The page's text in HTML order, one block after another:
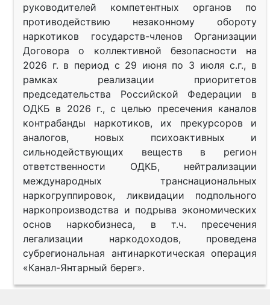
руководителей компетентных органов по
противодействию незаконному обороту
наркотиков государств-членов Организации
Договора о коллективной безопасности на
2026 г. в период с 29 июня по 3 июля с.г., в
рамках реализации приоритетов
председательства Российской Федерации в
ОДКБ в 2026 г., с целью пресечения каналов
контрабанды наркотиков, их прекурсоров и
аналогов, новых психоактивных и
сильнодействующих веществ в регион
ответственности ОДКБ, нейтрализации
международных транснациональных
наркогруппировок, ликвидации подпольного
наркопроизводства и подрыва экономических
основ наркобизнеса, в т.ч. пресечения
легализации наркодоходов, проведена
субрегиональная антинаркотическая операция
«Канал-Янтарный берег».